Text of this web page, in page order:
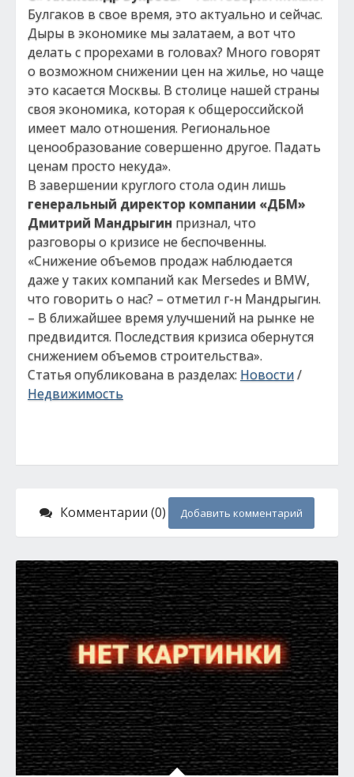
Булгаков в свое время, это актуально и сейчас.
Дыры в экономике мы залатаем, а вот что
делать с прорехами в головах? Много говорят
о возможном снижении цен на жилье, но чаще
это касается Москвы. В столице нашей страны
своя экономика, которая к общероссийской
имеет мало отношения. Региональное
ценообразование совершенно другое. Падать
ценам просто некуда».
В завершении круглого стола один лишь
генеральный директор компании «ДБМ»
Дмитрий Мандрыгин признал, что
разговоры о кризисе не беспочвенны.
«Снижение объемов продаж наблюдается
даже у таких компаний как Mersedes и BMW,
что говорить о нас? – отметил г-н Мандрыгин.
– В ближайшее время улучшений на рынке не
предвидится. Последствия кризиса обернутся
снижением объемов строительства».
Статья опубликована в разделах: Новости/
Недвижимость
Комментарии (0) Добавить комментарий